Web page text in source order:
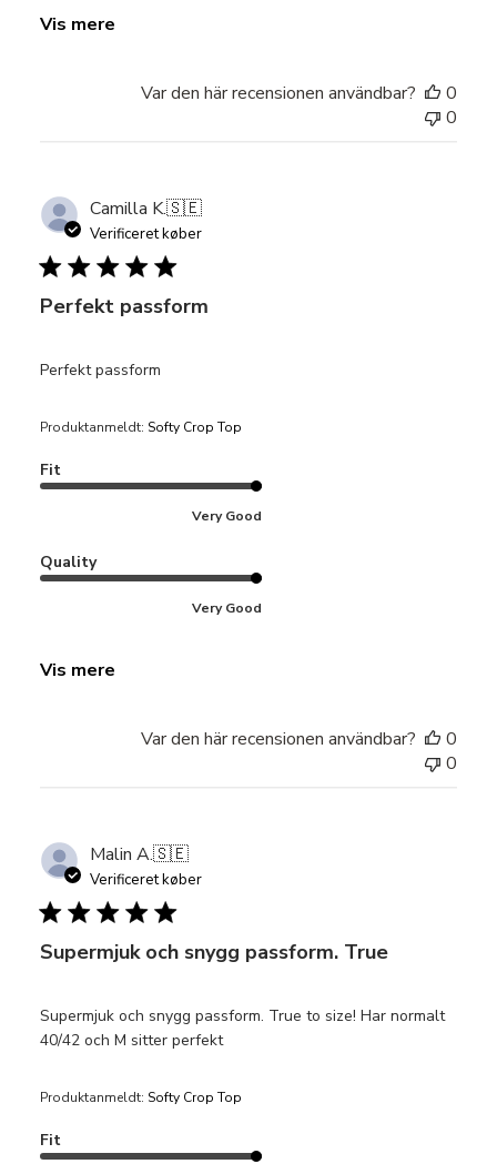
Vis mere
Var den här recensionen användbar?
0
0
Camilla K.🇸🇪
Verificeret køber
Perfekt passform
Perfekt passform
Produktanmeldt: Softy Crop Top
Fit
Very Good
Quality
Very Good
Vis mere
Var den här recensionen användbar?
0
0
Malin A.🇸🇪
Verificeret køber
Supermjuk och snygg passform. True
Supermjuk och snygg passform. True to size! Har normalt
40/42 och M sitter perfekt
Produktanmeldt: Softy Crop Top
Fit